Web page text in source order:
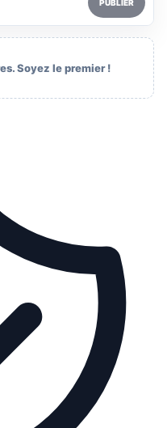
PUBLIER
Soyez le premier !